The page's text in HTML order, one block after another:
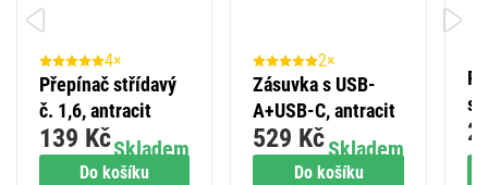
Do košíku
4×
Přepínač střídavý
č. 1,6, antracit
Skladem
139 Kč
Do košíku
2×
Zásuvka s USB-
A+USB-C, antracit
Skladem
529 Kč